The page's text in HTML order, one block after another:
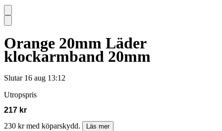
Orange 20mm Läder
klockarmband 20mm
Slutar 16 aug 13:12
Utropspris
217 kr
230 kr med köparskydd.
Läs mer